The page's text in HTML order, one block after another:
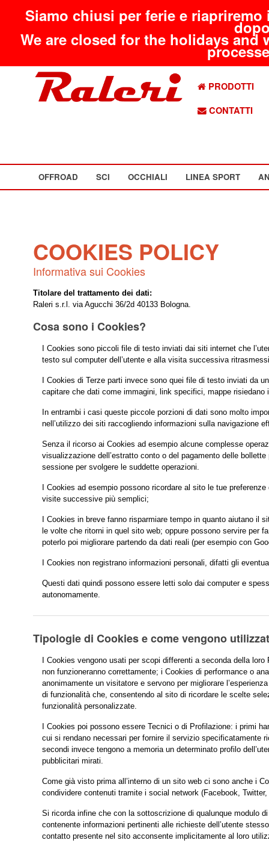
Siamo chiusi per ferie e
We are closed for the holidays
PRODOTTI
CONTATTI
OFFROAD SCI OCCHIALI LINEA SPORT
COOKIES POLICY
Informativa sui Cookies
Titolare del trattamento dei dati:
Raleri s.r.l. via Agucchi 36/2d 40133 Bologna.
Cosa sono i Cookies?
I Cookies sono piccoli file di testo inviati dai siti internet che
testo sul computer dell’utente e alla visita successiva
I Cookies di Terze parti invece sono quei file di testo inviati da
capitare che dati come immagini, link specifici, mappe
In entrambi i casi queste piccole porzioni di dati sono molto
nell’utilizzo dei siti raccogliendo informazioni sulla navigazione
Senza il ricorso ai Cookies ad esempio alcune complesse
visualizzazione dell’estratto conto o del pagamento delle
sessione per svolgere le suddette operazioni.
I Cookies ad esempio possono ricordare al sito le tue
visite successive più semplici;
I Cookies in breve fanno risparmiare tempo in quanto aiutano il
le volte che ritorni in quel sito web; oppure possono servire per
poterlo poi migliorare partendo da dati reali (per esempio con
I Cookies non registrano informazioni personali, difatti gli
Questi dati quindi possono essere letti solo dai computer e
autonomamente.
Tipologie di Cookies e come vengono
I Cookies vengono usati per scopi differenti a seconda della
non funzioneranno correttamente; i Cookies di performance o
anonimamente un visitatore e servono per migliorare
di funzionalità che, consentendo al sito di ricordare le scelte
funzionalità personalizzate.
I Cookies poi possono essere Tecnici o di Profilazione: i primi
cui si rendano necessari per fornire il servizio specificatamente
secondi invece tengono a memoria un determinato profilo
pubblicitari mirati.
Come già visto prima all’interno di un sito web ci sono anche i
condividere contenuti tramite i social network (Facebook,
Si ricorda infine che con la sottoscrizione di qualunque modulo
contenente informazioni pertinenti alle richieste dell’utente
contatto presente nel sito acconsente implicitamente al loro